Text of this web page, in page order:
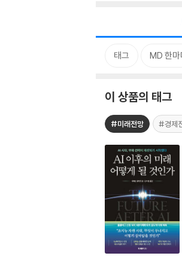
태그 MD 한마
이 상품의 태그
#미래전망 #경제